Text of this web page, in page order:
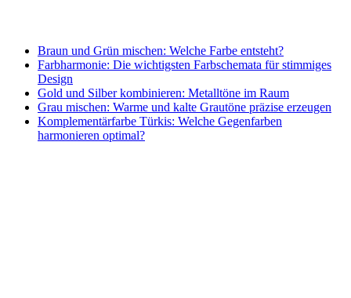
Braun und Grün mischen: Welche Farbe entsteht?
Farbharmonie: Die wichtigsten Farbschemata für stimmiges
Design
Gold und Silber kombinieren: Metalltöne im Raum
Grau mischen: Warme und kalte Grautöne präzise erzeugen
Komplementärfarbe Türkis: Welche Gegenfarben
harmonieren optimal?